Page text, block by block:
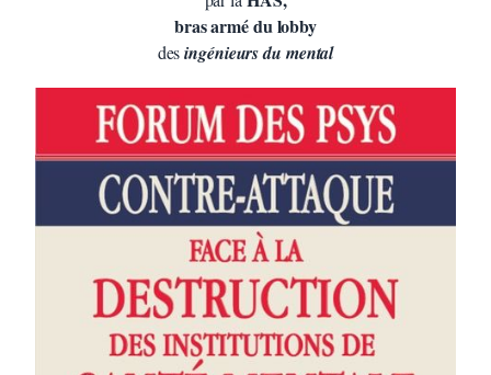
bras armé du lobby
des ingénieurs du mental